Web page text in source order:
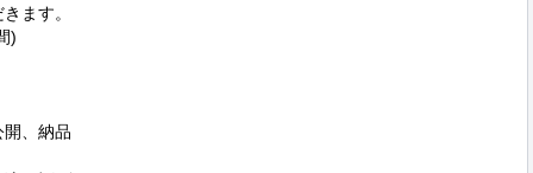
ます。
)
、納品